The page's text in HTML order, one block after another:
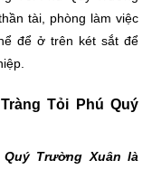
tài, phòng làm việc
để ở trên két sắt để
Tỏi Phú Quý
Trường Xuân là